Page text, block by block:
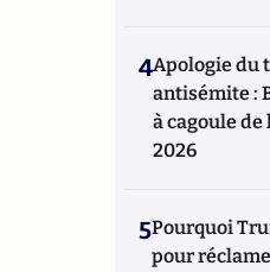
4Apologie du
antisémite :
à cagoule de
2026
5Pourquoi
pour